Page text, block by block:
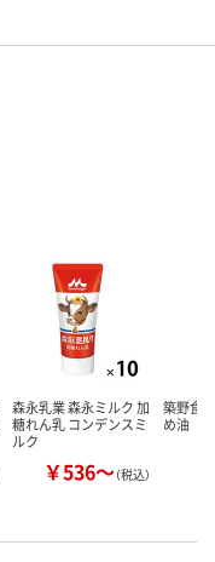
森永乳業 森永ミルク 加
糖れん乳 コンデンスミ
ルク
￥536～（税込）
築野食
め油